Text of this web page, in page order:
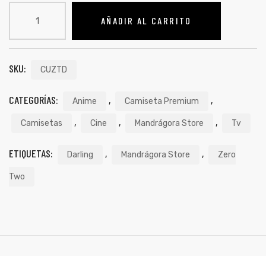
AÑADIR AL CARRITO
SKU: CUZTD
CATEGORÍAS: Anime , Camiseta Premium ,
Camisetas , Cine , Mandrágora Store , Tv
ETIQUETAS: Darling , Mandrágora Store , Zero
Two